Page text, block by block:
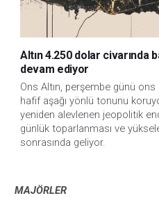
Altın 4.250 dolar civarında
devam ediyor
Ons Altın, perşembe günü ons
hafif aşağı yönlü tonunu
yeniden alevlenen jeopolitik
günlük toparlanması ve
sonrasında geliyor.
MAJÖRLER